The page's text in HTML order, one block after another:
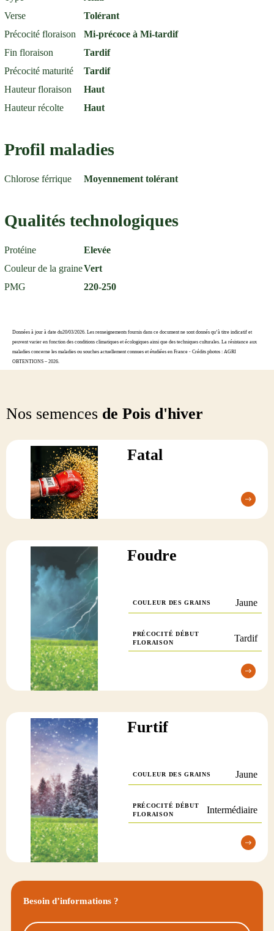
Verse
Tolérant
Précocité floraison
Mi-précoce à Mi-tardif
Fin floraison
Tardif
Précocité maturité
Tardif
Hauteur floraison
Haut
Hauteur récolte
Haut
Profil maladies
Chlorose férrique Moyennement tolérant
Qualités technologiques
Protéine
Elevée
Couleur de la graineVert
PMG
220-250
Données à jour à date du20/03/2026. Les renseignements fournis dans ce document ne sont donnés qu’à titre indicatif et
peuvent varier en fonction des conditions climatiques et écologiques ainsi que des techniques culturales. La résistance aux
maladies concerne les maladies ou souches actuellement connues et étudiées en France - Crédits photos : AGRI
OBTENTIONS – 2026.
Nos semences de Pois d'hiver
Fatal
Foudre
COULEUR DES GRAINS Jaune
PRÉCOCITÉ DÉBUT
FLORAISON
Tardif
Furtif
COULEUR DES GRAINS Jaune
PRÉCOCITÉ DÉBUT
FLORAISON
Intermédiaire
Besoin d’informations ?